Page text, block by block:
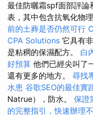
最佳防曬霜spf面部評
表，其中包含抗氧化物
前的土葬是否仍然可行
CPA Solutions 它具有
是粘稠的保濕配方。 白
好預算 他們已經尖叫了
還有更多的地方。 尋找
水患 谷歌SEO的最佳實
Natrue），防水。 保證
的完整指引，快速辦理